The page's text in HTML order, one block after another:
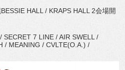
HALL / KRAPS HALL 2会場開
SECRET 7 LINE / AIR SWELL /
/ MEANING / CVLTE(O.A.) /